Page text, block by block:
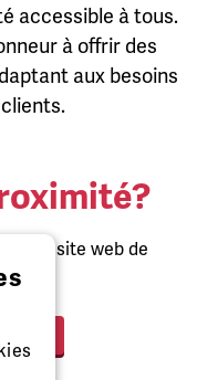
accessible à tous.
à offrir des
aux besoins
sur le site web de